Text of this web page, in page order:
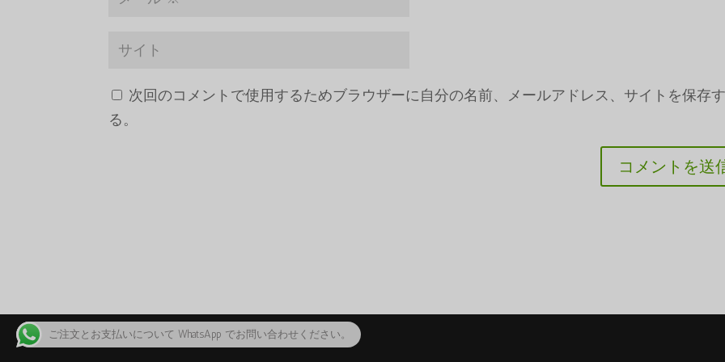
次回のコメントで使用するためブラウザーに自分の名前、メールアドレス、サイトを保存す
る。
著作権 2024 ©Caluanie Oxidize USA
ご注文とお支払いについて WhatsApp でお問い合わせください。